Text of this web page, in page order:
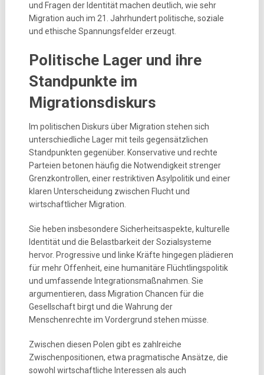
und Fragen der Identität machen deutlich, wie sehr
Migration auch im 21. Jahrhundert politische, soziale
und ethische Spannungsfelder erzeugt.
Politische Lager und ihre
Standpunkte im
Migrationsdiskurs
Im politischen Diskurs über Migration stehen sich
unterschiedliche Lager mit teils gegensätzlichen
Standpunkten gegenüber. Konservative und rechte
Parteien betonen häufig die Notwendigkeit strenger
Grenzkontrollen, einer restriktiven Asylpolitik und einer
klaren Unterscheidung zwischen Flucht und
wirtschaftlicher Migration.
Sie heben insbesondere Sicherheitsaspekte, kulturelle
Identität und die Belastbarkeit der Sozialsysteme
hervor. Progressive und linke Kräfte hingegen plädieren
für mehr Offenheit, eine humanitäre Flüchtlingspolitik
und umfassende Integrationsmaßnahmen. Sie
argumentieren, dass Migration Chancen für die
Gesellschaft birgt und die Wahrung der
Menschenrechte im Vordergrund stehen müsse.
Zwischen diesen Polen gibt es zahlreiche
Zwischenpositionen, etwa pragmatische Ansätze, die
sowohl wirtschaftliche Interessen als auch